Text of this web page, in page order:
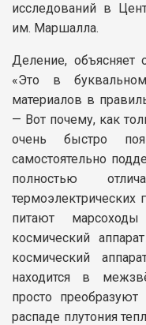
исследований в
им. Маршалла.
Деление, объясняет
«Это в
материалов в
— Вот почему, как
очень быстро
самостоятельно
полностью
термоэлектрических
питают
космический
космический
находится в
просто
распаде плутония